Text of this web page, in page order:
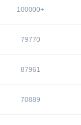
100000+
79770
87961
70889